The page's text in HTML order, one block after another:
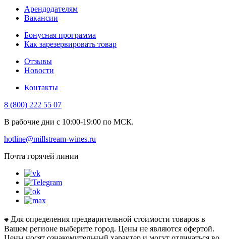
Арендодателям
Вакансии
Бонусная программа
Как зарезервировать товар
Отзывы
Новости
Контакты
8 (800) 222 55 07
В рабочие дни с 10:00-19:00 по МСК.
hotline@millstream-wines.ru
Почта горячей линии
⁕ Для определения предварительной стоимости товаров в
Вашем регионе выберите город. Цены не являются офертой.